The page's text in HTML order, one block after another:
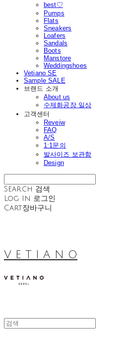
best♡
Pumps
Flats
Sneakers
Loafers
Sandals
Boots
Manstore
Weddingshoes
Vetiano SE
Sample SALE
브랜드 소개
About us
수제화공장 일상
고객센터
Reveiw
FAQ
A/S
1:1문의
발사이즈 보관함
Design
Search 검색
Log In 로그인
Cart장바구니
V E T I A N O